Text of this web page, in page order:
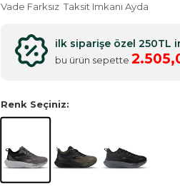
Vade Farksız Taksit Imkanı Ayda
ilk siparişe özel 250TL
bu ürün sepette
Renk Seçiniz: